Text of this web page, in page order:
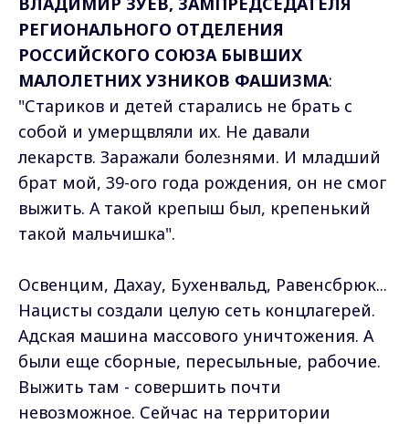
РЕГИОНАЛЬНОГО ОТДЕЛЕНИЯ
РОССИЙСКОГО СОЮЗА БЫВШИХ
МАЛОЛЕТНИХ УЗНИКОВ ФАШИЗМА:
"Стариков и детей старались не брать с
собой и умерщвляли их. Не давали
лекарств. Заражали болезнями. И младший
брат мой, 39-ого года рождения, он не смог
выжить. А такой крепыш был, крепенький
такой мальчишка".
Освенцим, Дахау, Бухенвальд, Равенсбрюк...
Нацисты создали целую сеть концлагерей.
Адская машина массового уничтожения. А
были еще сборные, пересыльные, рабочие.
Выжить там - совершить почти
невозможное. Сейчас на территории